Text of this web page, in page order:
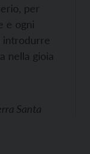
per
e ogni
introdurre
nella gioia
Santa